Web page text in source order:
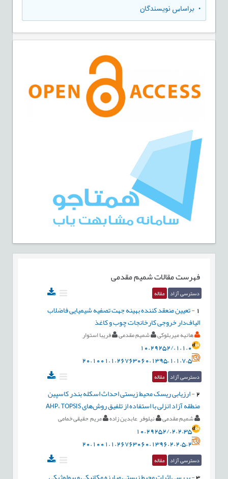
• براساس نویسندگان
فهرست مقالاتشمیم مقدمی
دسترسی آزاد مقاله
-تعیین منعقد کننده بهینه جهت تصفیه شیمیایی فاضلاب
الیاف‌دار خروجی کارخانجات چوب و کاغذ
هانیه میربلوکی شمیم مقدمی فریبا استوار
10.29252/.1.1.0
20.1001.1.26763060.1395.1.1.7.5
دسترسی آزاد مقاله
2
-ارزیابی ریسک محیط زیستی احداث اسکله بندر کاسپین
منطقه آزاد انزلی با استفاده از تلفیق روش‌های AHP، TOPSIS
شمیم مقدمی نیلوفر عابدین زاده مریم حقیقی خمامی
10.29252/.2.2.35
20.1001.1.26763060.1396.2.2.5.2
دسترسی آزاد مقاله